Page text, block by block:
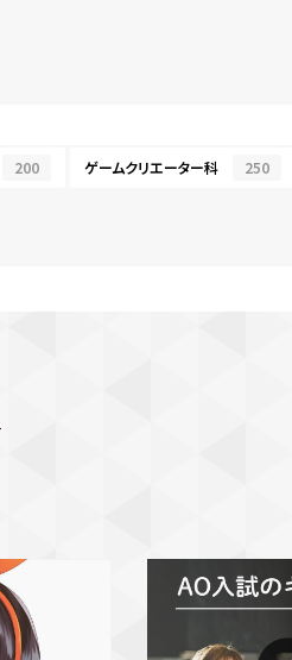
200 ゲームクリエーター科 250